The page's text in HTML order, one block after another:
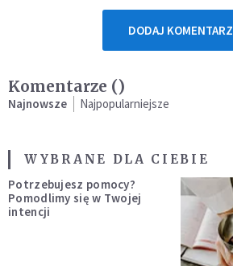
DODAJ KOMENTARZ
Komentarze ()
Najnowsze Najpopularniejsze
WYBRANE DLA CIEBIE
Potrzebujesz pomocy?
Pomodlimy się w Twojej
intencji